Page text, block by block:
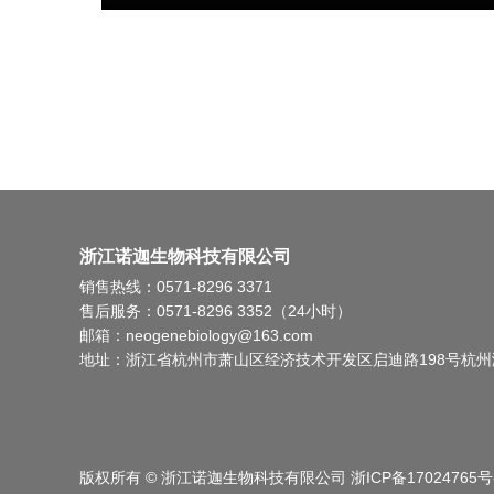
浙江诺迦生物科技有限公司
销售热线：0571-8296 3371
售后服务：0571-8296 3352（24小时）
邮箱：neogenebiology@163.com
地址：浙江省杭州市萧山区经济技术开发区启迪路198号杭
版权所有 © 浙江诺迦生物科技有限公司 浙ICP备17024765